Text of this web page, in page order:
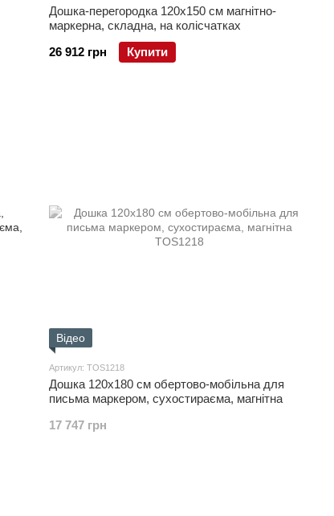
Дошка-перегородка 120x150 см магнітно-
маркерна, складна, на колісчатках
26 912 грн
Купити
Відео
Артикул: TOS1218
Дошка 120x180 см обертово-мобільна для
письма маркером, сухостираєма, магнітна
17 747 грн